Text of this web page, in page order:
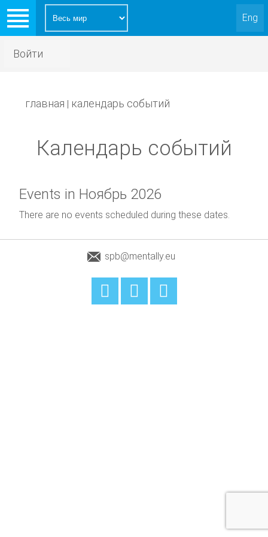
Eng
Войти
главная | календарь событий
Календарь событий
Events in Ноябрь 2026
There are no events scheduled during these dates.
spb@mentally.eu